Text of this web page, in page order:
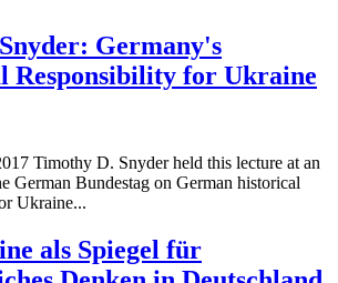
Germany's
Responsibility for Ukraine
Timothy D. Snyder held this lecture at an
German Bundestag on German historical
Ukraine...
als Spiegel für